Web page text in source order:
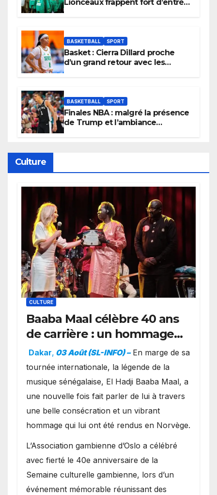
Lionceaux frappent fort d’entrée
BASKETBALL SPORT
Basket : Cierra Dillard proche
d’un grand retour avec les
BASKETBALL SPORT
Finales NBA : malgré la présence
de Trump et l’ambiance
Culture
CULTURE
Baaba Maal célèbre 40 ans
de carrière : un hommage
exceptionnel à Oslo en
présence de la famille
royale.
Dakar, 03 Août (SL-INFO) – ​En marge de sa
tournée internationale, la légende de la
musique sénégalaise, El Hadji Baaba Maal, a
une nouvelle fois fait parler de lui à travers
une belle consécration et un vibrant
hommage qui lui ont été rendus en Norvège.
​L’Association gambienne d’Oslo a célébré
avec fierté le 40e anniversaire de la
Semaine culturelle gambienne, lors d’un
événement mémorable réunissant des